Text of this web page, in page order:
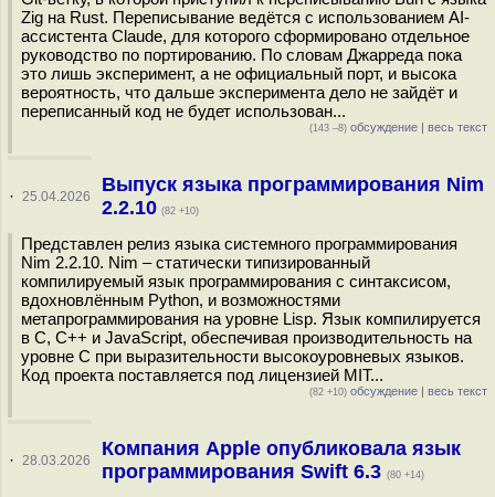
Zig на Rust. Переписывание ведётся с использованием AI-
ассистента Claude, для которого сформировано отдельное
руководство по портированию. По словам Джарреда пока
это лишь эксперимент, а не официальный порт, и высока
вероятность, что дальше эксперимента дело не зайдёт и
переписанный код не будет использован...
(143 –8) обсуждение | весь текст
· 25.04.2026
Выпуск языка программирования Nim
2.2.10 (82 +10)
Представлен релиз языка системного программирования
Nim 2.2.10. Nim – статически типизированный
компилируемый язык программирования с синтаксисом,
вдохновлённым Python, и возможностями
метапрограммирования на уровне Lisp. Язык компилируется
в C, C++ и JavaScript, обеспечивая производительность на
уровне C при выразительности высокоуровневых языков.
Код проекта поставляется под лицензией MIT...
(82 +10) обсуждение | весь текст
· 28.03.2026
Компания Apple опубликовала язык
программирования Swift 6.3 (80 +14)